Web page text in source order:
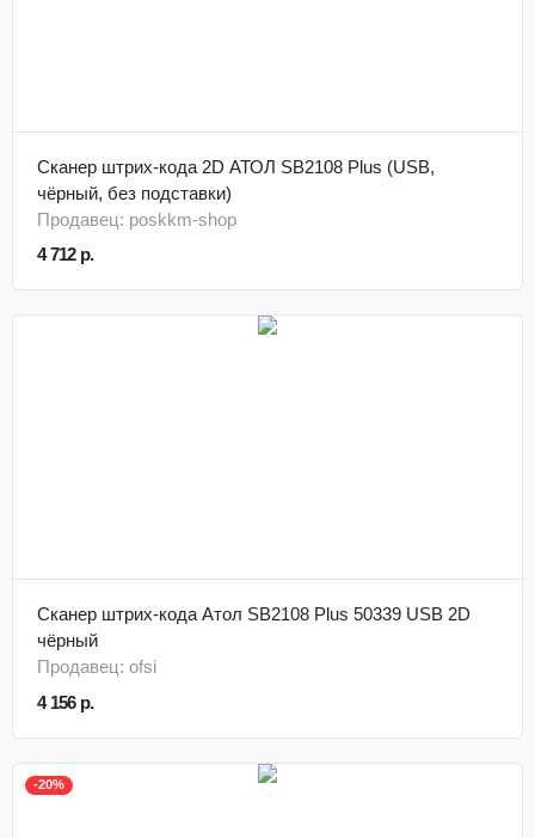
Сканер штрих-кода 2D АТОЛ SB2108 Plus (USB,
чёрный, без подставки)
Продавец: poskkm-shop
4 712 р.
Сканер штрих-кода Атол SB2108 Plus 50339 USB 2D
чёрный
Продавец: ofsi
4 156 р.
-20%